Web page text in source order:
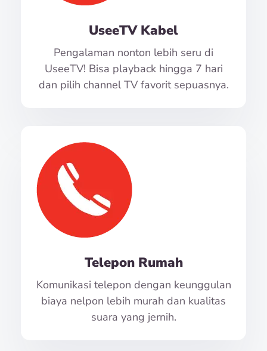
UseeTV Kabel
Pengalaman nonton lebih seru di
UseeTV! Bisa playback hingga 7 hari
dan pilih channel TV favorit sepuasnya.
Telepon Rumah
Komunikasi telepon dengan keunggulan
biaya nelpon lebih murah dan kualitas
suara yang jernih.